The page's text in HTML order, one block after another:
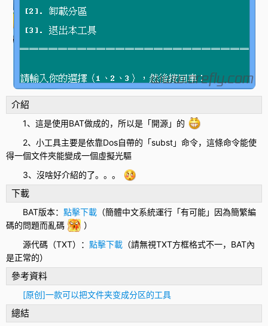
介紹
1、這是使用BAT做成的，所以是「開源」的
2、小工具主要是依靠Dos自帶的「subst」命令，這條命令能使
得一個文件夾能變成一個虛擬光驅
3、沒啥好介紹的了。。。
下載
BAT版本： 點擊下載 （簡體中文系統運行「有可能」因為簡繁編
碼的問題而亂碼
）
源代碼（TXT）： 點擊下載 （請無視TXT方框格式不一，BAT內
是正常的）
參考資料
[原创]一款可以把文件夹变成分区的工具
總結